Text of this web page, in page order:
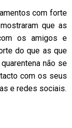
com forte
que as
os amigos e
do que as que
não se
com os seus
e redes sociais.